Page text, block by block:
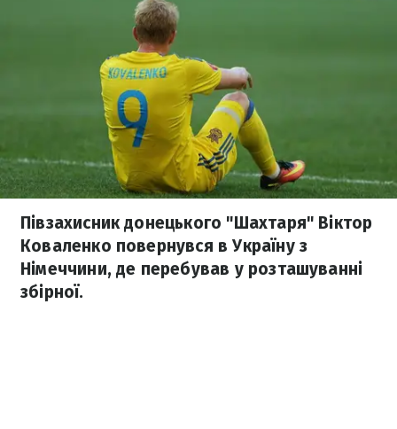
Півзахисник донецького "Шахтаря" Віктор
Коваленко повернувся в Україну з
Німеччини, де перебував у розташуванні
збірної.